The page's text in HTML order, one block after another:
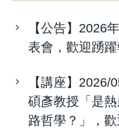
【公告】2026
表會，歡迎踴
【講座】
碩彥教授「是
路哲學？」，